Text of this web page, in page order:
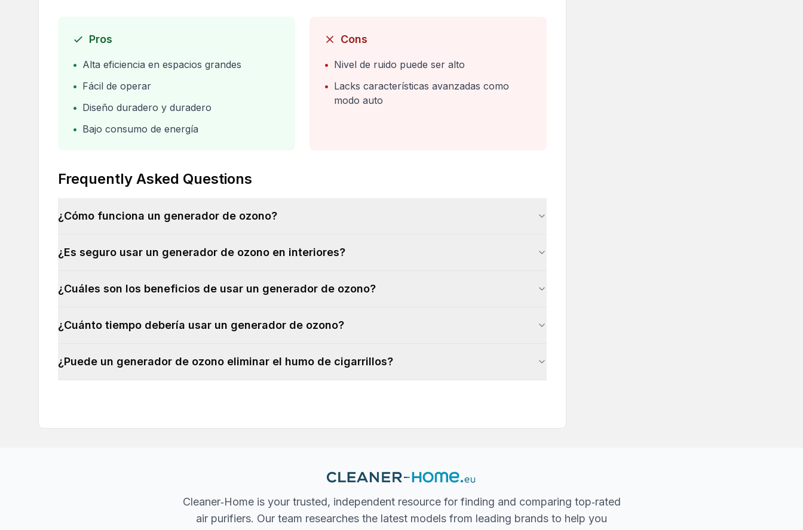
Pros
• Alta eficiencia en espacios grandes
• Fácil de operar
• Diseño duradero y duradero
• Bajo consumo de energía
Cons
• Nivel de ruido puede ser alto
• Lacks características avanzadas como
modo auto
Frequently Asked Questions
¿Cómo funciona un generador de ozono?
¿Es seguro usar un generador de ozono en interiores?
¿Cuáles son los beneficios de usar un generador de ozono?
¿Cuánto tiempo debería usar un generador de ozono?
¿Puede un generador de ozono eliminar el humo de cigarrillos?
Cleaner‐Home is your trusted, independent resource for finding and comparing top‐rated
air purifiers. Our team researches the latest models from leading brands to help you